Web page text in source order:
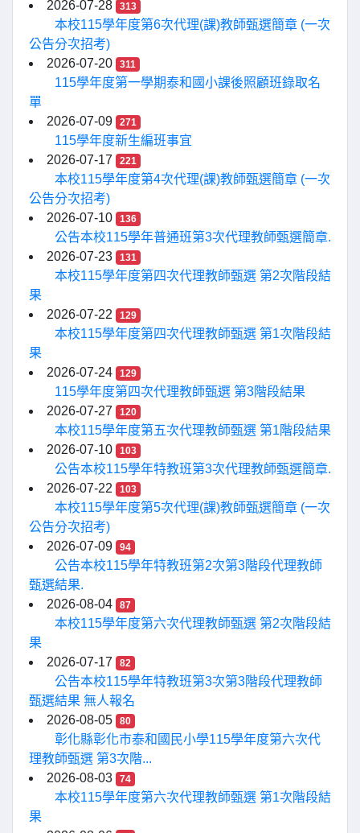
2026-07-28
313
本校115學年度第6次代理(課)教師甄選簡章 (一次
公告分次招考)
2026-07-20
311
115學年度第一學期泰和國小課後照顧班錄取名
單
2026-07-09
271
115學年度新生編班事宜
2026-07-17
221
本校115學年度第4次代理(課)教師甄選簡章 (一次
公告分次招考)
2026-07-10
136
公告本校115學年普通班第3次代理教師甄選簡章.
2026-07-23
131
本校115學年度第四次代理教師甄選 第2次階段結
果
2026-07-22
129
本校115學年度第四次代理教師甄選 第1次階段結
果
2026-07-24
129
115學年度第四次代理教師甄選 第3階段結果
2026-07-27
120
本校115學年度第五次代理教師甄選 第1階段結果
2026-07-10
103
公告本校115學年特教班第3次代理教師甄選簡章.
2026-07-22
103
本校115學年度第5次代理(課)教師甄選簡章 (一次
公告分次招考)
2026-07-09
94
公告本校115學年特教班第2次第3階段代理教師
甄選結果.
2026-08-04
87
本校115學年度第六次代理教師甄選 第2次階段結
果
2026-07-17
82
公告本校115學年特教班第3次第3階段代理教師
甄選結果 無人報名
2026-08-05
80
彰化縣彰化市泰和國民小學115學年度第六次代
理教師甄選 第3次階...
2026-08-03
74
本校115學年度第六次代理教師甄選 第1次階段結
果